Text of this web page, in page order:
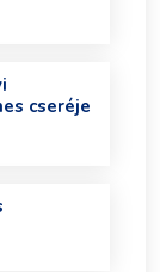
cseréje